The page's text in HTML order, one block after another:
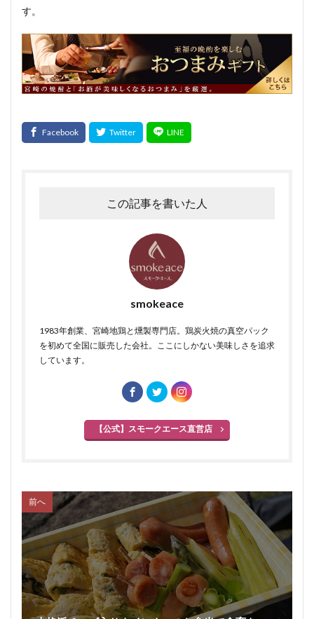
す。
この記事を書いた人
smokeace
1983年創業、宮崎地鶏と燻製専門店。鶏炭火焼の真空パック
を初めて全国に販売した会社。ここにしかない美味しさを追求
しています。
【公式】スモークエース直営店
前へ